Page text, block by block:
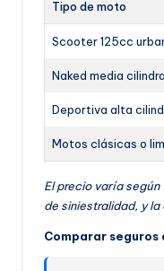
Tipo de moto
Scooter 125cc
Naked media
Deportiva alta
Motos clásicas o
El precio varía
de siniestralidad, y
Comparar seguros